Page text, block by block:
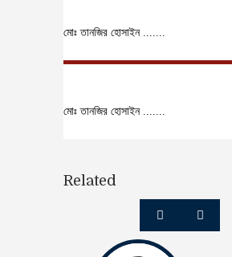
মোঃ তানজির হোসাইন .......
মোঃ তানজির হোসাইন .......
Related